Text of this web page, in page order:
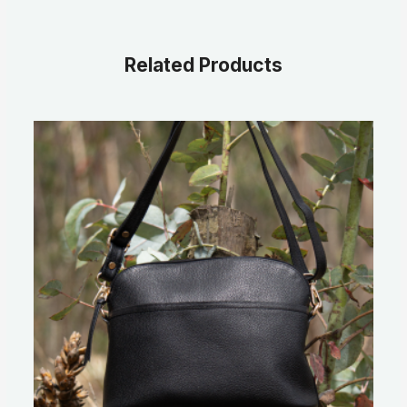
Related Products